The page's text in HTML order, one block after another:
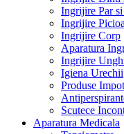
Ingrijire Par
Ingrijire
Ingrijire Corp
Aparatura
Ingrijire
Igiena Urechii
Produse
Scutece
Aparatura Medicala